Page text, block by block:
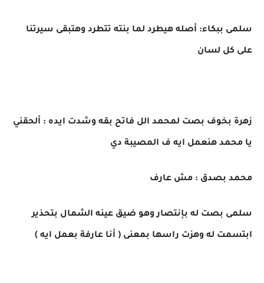
سلمى ببكاء: أصله هيطرد لما بنته تتطرد وهتبقى سيرتنا
على كل لسان
زهرة بخوف بصت لمحمد الل فاتح بقه وشدت ايده : ألحقني
يا محمد هنعمل ايه ف المصيبة دي
محمد بصدق : مش عارف
سلمى بصت له بإنتصار وهو ضيق عينه الشمال بتحذير
ابتسمت له وهزت راسها بمعنى ( أنا عارفة بعمل ايه )